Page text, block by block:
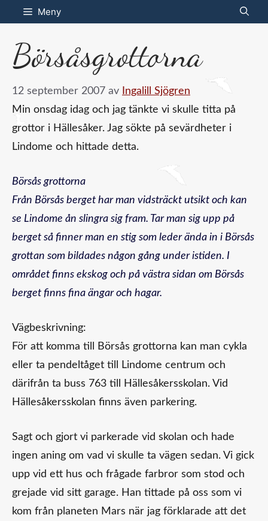
Hoppa
till
innehåll
Meny
Börsåsgrottorna
12 september 2007 av
Ingalill Sjögren
Min onsdag idag och jag tänkte vi skulle titta på
grottor i Hällesåker. Jag sökte på sevärdheter i
Lindome och hittade detta.
Börsås grottorna
Från Börsås berget har man vidsträckt utsikt och kan
se Lindome ån slingra sig fram. Tar man sig upp på
berget så finner man en stig som leder ända in i Börsås
grottan som bildades någon gång under istiden. I
området finns ekskog och på västra sidan om Börsås
berget finns fina ängar och hagar.
Vägbeskrivning:
För att komma till Börsås grottorna kan man cykla
eller ta pendeltåget till Lindome centrum och
därifrån ta buss 763 till Hällesåkersskolan. Vid
Hällesåkersskolan finns även parkering.
Sagt och gjort vi parkerade vid skolan och hade
ingen aning om vad vi skulle ta vägen sedan. Vi gick
upp vid ett hus och frågade farbror som stod och
grejade vid sitt garage. Han tittade på oss som vi
kom från planeten Mars när jag förklarade att det